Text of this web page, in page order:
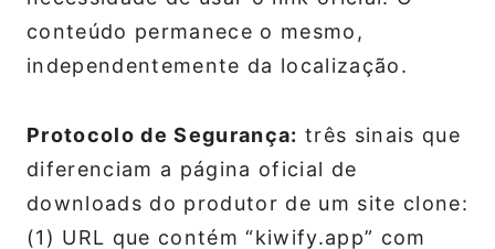
conteúdo permanece o mesmo,
independentemente da localização.
Protocolo de Segurança: três sinais que
diferenciam a página oficial de
downloads do produtor de um site clone:
(1) URL que contém “kiwify.app” com